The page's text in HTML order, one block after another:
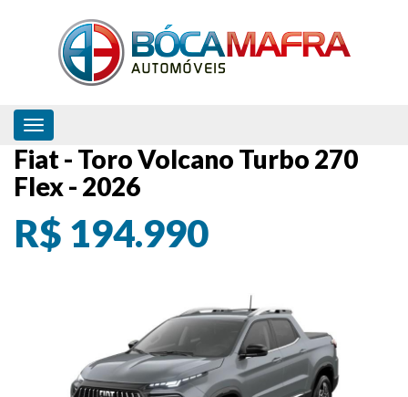
Toggle navigation
Fiat - Toro Volcano Turbo 270
Flex - 2026
R$ 194.990